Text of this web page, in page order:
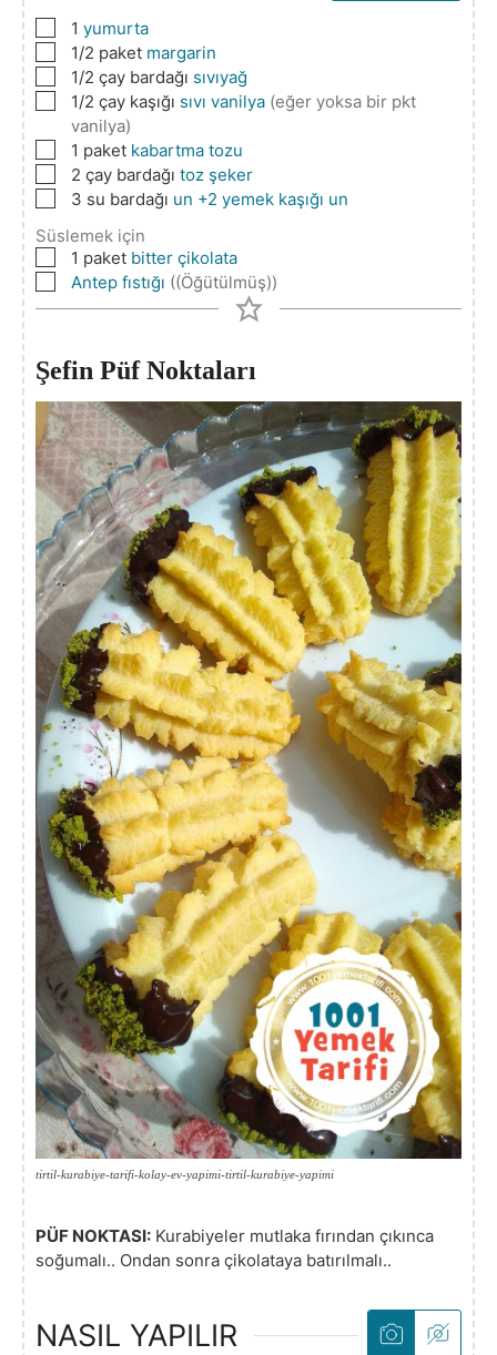
▢1 yumurta
▢1/2 paket margarin
▢1/2 çay bardağı sıvıyağ
▢1/2 çay kaşığı sıvı vanilya (eğer yoksa bir pkt
vanilya)
▢1 paket kabartma tozu
▢
2 çay bardağı toz şeker
▢
3 su bardağı un +2 yemek kaşığı un
Süslemek için
▢1 paket bitter çikolata
▢
Antep fıstığı ((Öğütülmüş))
Şefin Püf Noktaları
tirtil-kurabiye-tarifi-kolay-ev-yapimi-tirtil-kurabiye-yapimi
PÜF NOKTASI: Kurabiyeler mutlaka fırından çıkınca
soğumalı.. Ondan sonra çikolataya batırılmalı..
NASIL YAPILIR